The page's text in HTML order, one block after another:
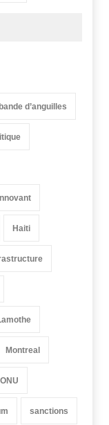
d’anguilles
Haiti
Montreal
ONU
sanctions